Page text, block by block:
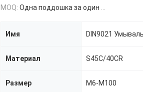
MOQ: Одна поддошка за один размер
Имя
Материал S45C/40CR
Размер M6-M100